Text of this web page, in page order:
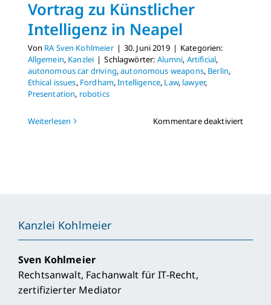
Vortrag zu Künstlicher
Intelligenz in Neapel
Von RA Sven Kohlmeier | 30. Juni 2019 | Kategorien:
Allgemein, Kanzlei | Schlagwörter: Alumni, Artificial,
autonomous car driving,autonomous weapons, Berlin,
Ethical issues, Fordham,Intelligence, Law, lawyer,
Presentation, robotics
Weiterlesen Kommentare deaktiviertfür
Kanzlei Kohlmeier
Sven Kohlmeier
Rechtsanwalt, Fachanwalt für IT-Recht,
zertifizierter Mediator